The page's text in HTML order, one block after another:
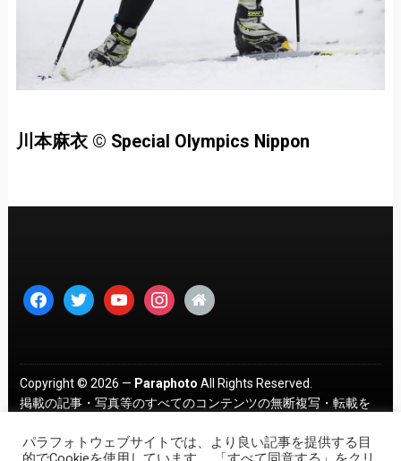
川本麻衣 ©︎ Special Olympics Nippon
facebooktwitter youtubeinstagram
home
Copyright © 2026 — Paraphoto All Rights Reserved.
掲載の記事・写真等のすべてのコンテンツの無断複写・転載を
パラフォトウェブサイトでは、より良い記事を提供する目